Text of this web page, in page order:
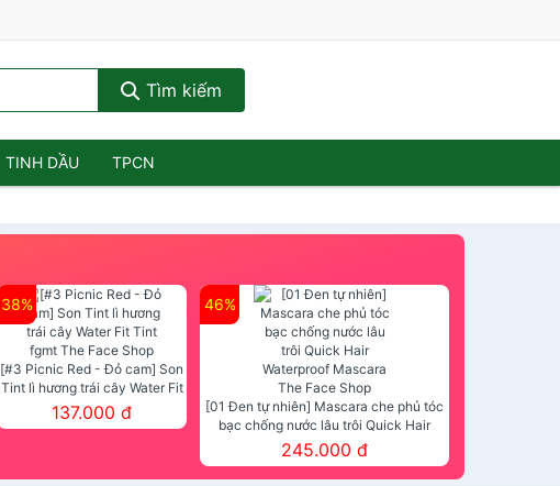
Tìm kiếm
TINH DẦU TPCN
38%
[#3 Picnic Red - Đỏ cam] Son
Tint lì hương trái cây Water Fit
Tint fgmt The Face Shop
137.000 đ
46%
[01 Đen tự nhiên] Mascara che phủ tóc
bạc chống nước lâu trôi Quick Hair
Waterproof Mascara The Face Shop
245.000 đ